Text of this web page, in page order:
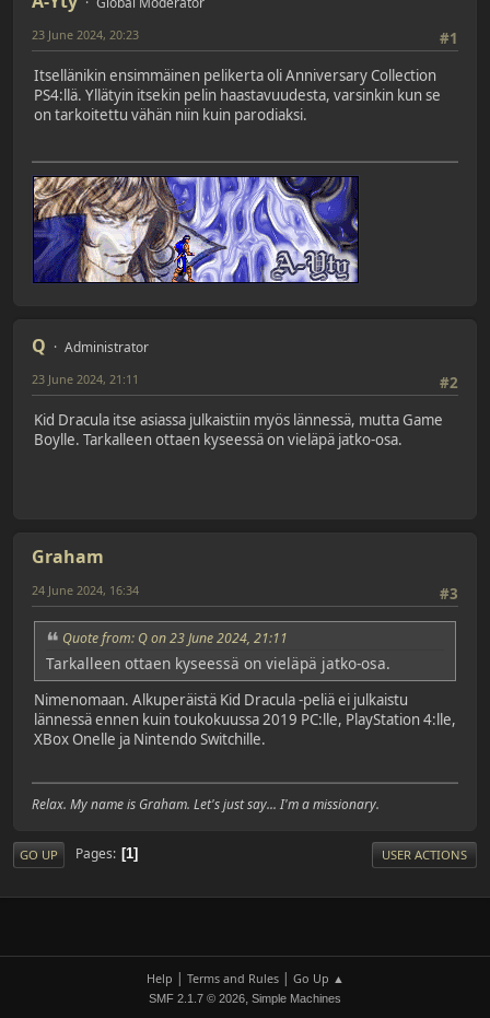
#1
23 June 2024, 20:23
Itsellänikin ensimmäinen pelikerta oli Anniversary Collection
PS4:llä. Yllätyin itsekin pelin haastavuudesta, varsinkin kun se
on tarkoitettu vähän niin kuin parodiaksi.
Q Administrator
#2
23 June 2024, 21:11
Kid Dracula itse asiassa julkaistiin myös lännessä, mutta Game
Boylle. Tarkalleen ottaen kyseessä on vieläpä jatko-osa.
Graham
#3
24 June 2024, 16:34
Quote from: Q on 23 June 2024, 21:11
Tarkalleen ottaen kyseessä on vieläpä jatko-osa.
Nimenomaan. Alkuperäistä Kid Dracula -peliä ei julkaistu
lännessä ennen kuin toukokuussa 2019 PC:lle, PlayStation 4:lle,
XBox Onelle ja Nintendo Switchille.
Relax. My name is Graham. Let's just say... I'm a missionary.
GO UP Pages 1 USER ACTIONS
Help | Terms and Rules| Go Up ▲
SMF 2.1.7 © 2026, Simple Machines